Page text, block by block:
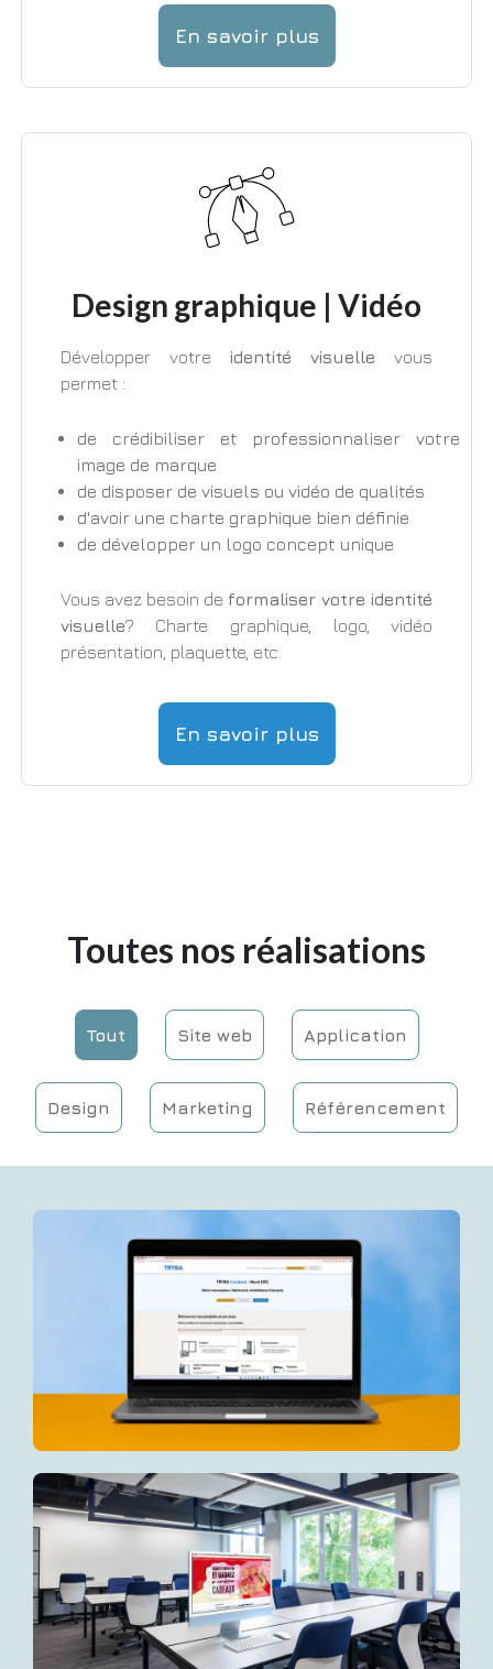
En savoir plus
Design graphique | Vidéo
Développer votre identité visuelle vous
permet :
de crédibiliser et professionnaliser votre
image de marque
de disposer de visuels ou vidéo de qualités
d'avoir une charte graphique bien définie
de développer un logo concept unique
Vous avez besoin de formaliser votre identité
visuelle? Charte graphique, logo, vidéo
présentation, plaquette, etc.
En savoir plus
Toutes nos réalisations
Tout Site web Application
Design Marketing Référencement